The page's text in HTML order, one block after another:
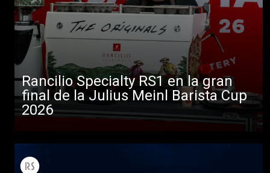
Rancilio Specialty RS1 en la gran
final de la Julius Meinl Barista Cup
2026